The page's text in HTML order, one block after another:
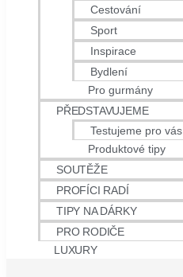
Cestování
Sport
Inspirace
Bydlení
Pro gurmány
PŘEDSTAVUJEME
Testujeme pro vás
Produktové tipy
SOUTĚŽE
PROFÍCI RADÍ
TIPY NA DÁRKY
PRO RODIČE
LUXURY